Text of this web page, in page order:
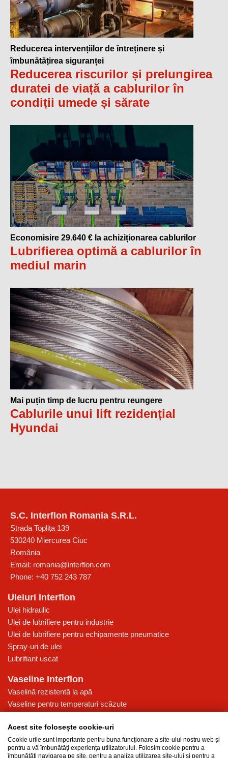
Reducerea intervențiilor de întreținere și
îmbunătățirea siguranței
Reducerea riscurilor și prelungirea
duratei de viață a cablurilor în
condiții umede și sărate
Economisire 29.640 € la achiziționarea cablurilor
Lubrifierea optimă a cablurilor în
mediul marin
Mai puțin timp de lucru pentru reungere
Cablurile unui lift rezidențial
Hyundai
S.C. Interflon Romania S.R.L.
Strada Toplița 139
530240 Miercurea Ciuc
România
Email: romania@interflon.com
Phone: +40 752 243 787
Uleiuri Interflon
Ulei hidraulic
Ulei de lubrifiere pentru industrie
Ulei de lubrifiere pentru echipamente pneumatice
Spray-uri de ulei
Lubrifiant uscat
Vaseline Interflon
Vaselină rezistentă la apă
Vaseline pentru temperaturi scăzute
Vaselină multi-funcțională pentru lubrifiere
Baza de cunoștințe
Acest site folosește cookie-uri
Cookie urile sunt importante pentru buna funcționare a site-ului nostru web și
pentru a vă îmbunătăți experiența utilizatorului. Folosim cookie pentru a
îmbunătăți navigarea pe site, pentru a analiza utilizarea site-ului și pentru a